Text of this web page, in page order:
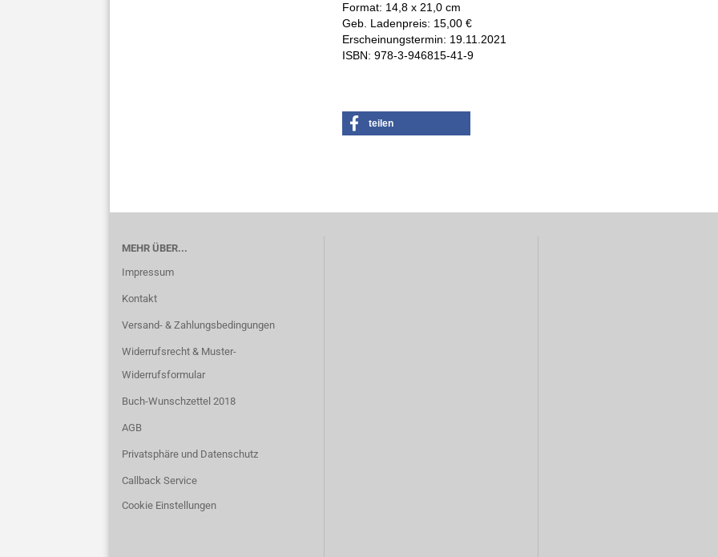
Format: 14,8 x 21,0 cm
Geb. Ladenpreis: 15,00 €
Erscheinungstermin: 19.11.2021
ISBN: 978-3-946815-41-9
teilen
MEHR ÜBER...
Impressum
Kontakt
Versand- & Zahlungsbedingungen
Widerrufsrecht & Muster-
Widerrufsformular
Buch-Wunschzettel 2018
AGB
Privatsphäre und Datenschutz
Callback Service
Cookie Einstellungen